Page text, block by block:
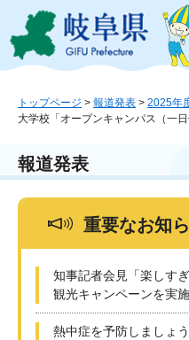
ジ
ュ
本
このペ
トップページ > 報道発表 > 2025年
大学校「オープンキャンパス（一
報道発表
重要なお知
知事記者会見「楽しす
観光キャンペーンを実
熱中症を予防しましょう